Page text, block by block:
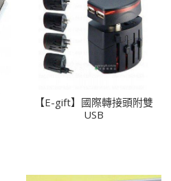
【E-gift】國際轉接頭附雙
USB